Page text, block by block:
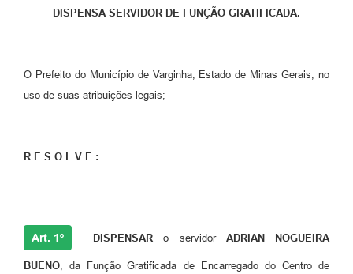
DISPENSA SERVIDOR DE FUNÇÃO GRATIFICADA.
O Prefeito do Município de Varginha, Estado de Minas Gerais, no
uso de suas atribuições legais;
R E S O L V E :
Art. 1º DISPENSAR o servidor ADRIAN NOGUEIRA
BUENO , da Função Gratificada de Encarregado do Centro de